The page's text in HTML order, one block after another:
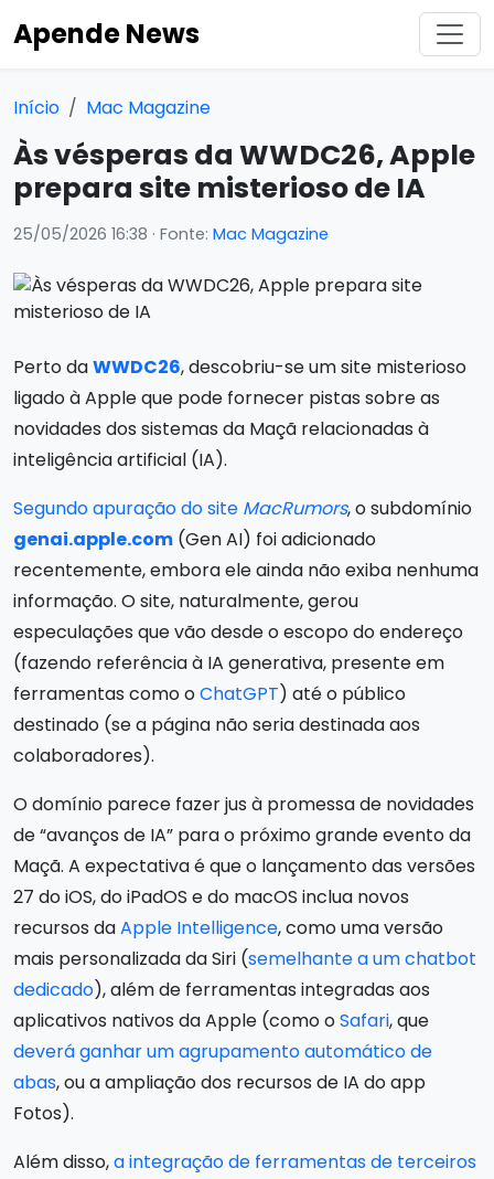
Apende News
Início Mac Magazine
Às vésperas da WWDC26, Apple
prepara site misterioso de IA
25/05/2026 16:38 · Fonte: Mac Magazine
Perto daWWDC26, descobriu-se um site misterioso
ligado à Apple que pode fornecer pistas sobre as
novidades dos sistemas da Maçã relacionadas à
inteligência artificial (IA).
Segundo apuração do site MacRumors, o subdomínio
genai.apple.com (Gen AI) foi adicionado
recentemente, embora ele ainda não exiba nenhuma
informação. O site, naturalmente, gerou
especulações que vão desde o escopo do endereço
(fazendo referência à IA generativa, presente em
ferramentas como oChatGPT) até o público
destinado (se a página não seria destinada aos
colaboradores).
O domínio parece fazer jus à promessa de novidades
de “avanços de IA” para o próximo grande evento da
Maçã. A expectativa é que o lançamento das versões
27 do iOS, do iPadOS e do macOS inclua novos
recursos daApple Intelligence, como uma versão
mais personalizada da Siri (semelhante a um chatbot
dedicado), além de ferramentas integradas aos
aplicativos nativos da Apple (como oSafari, que
deverá ganhar um agrupamento automático de
abas, ou a ampliação dos recursos de IA do app
Fotos).
Além disso,a integração de ferramentas de terceiros